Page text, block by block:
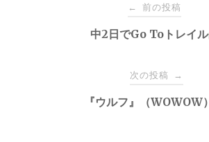
← 前の投稿
中2日でGo Toトレイル
次の投稿 →
『ウルフ』（WOWOW）